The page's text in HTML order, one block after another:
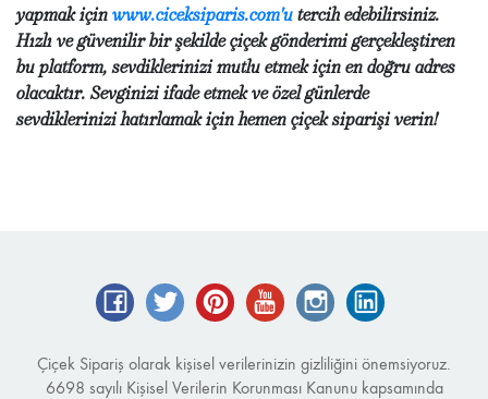
yapmak için www.ciceksiparis.com'u tercih edebilirsiniz.
Hızlı ve güvenilir bir şekilde çiçek gönderimi gerçekleştiren
bu platform, sevdiklerinizi mutlu etmek için en doğru adres
olacaktır. Sevginizi ifade etmek ve özel günlerde
sevdiklerinizi hatırlamak için hemen çiçek siparişi verin!
FacebookTwitter Pinterest YouTube Instagram
Çiçek Sipariş olarak kişisel verilerinizin gizliliğini önemsiyoruz.
6698 sayılı Kişisel Verilerin Korunması Kanunu kapsamında